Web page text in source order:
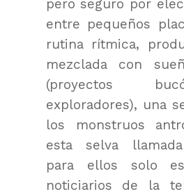
pero seguro por
entre pequeños
rutina rítmica,
mezclada con
(proyectos
exploradores), una
los monstruos
esta selva
para ellos solo
noticiarios de la